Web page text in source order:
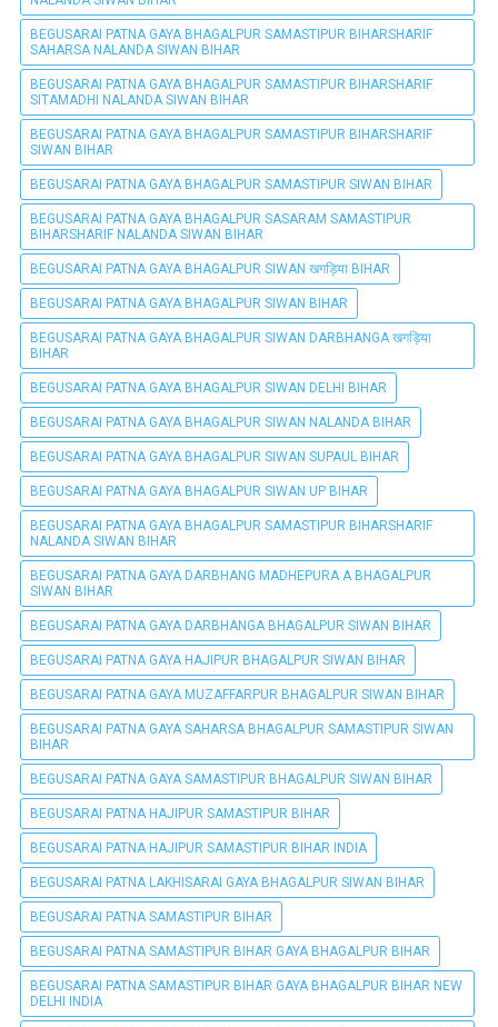
BEGUSARAI PATNA GAYA BHAGALPUR SAMASTIPUR BIHARSHARIF
SAHARSA NALANDA SIWAN BIHAR
BEGUSARAI PATNA GAYA BHAGALPUR SAMASTIPUR BIHARSHARIF
SITAMADHI NALANDA SIWAN BIHAR
BEGUSARAI PATNA GAYA BHAGALPUR SAMASTIPUR BIHARSHARIF
SIWAN BIHAR
BEGUSARAI PATNA GAYA BHAGALPUR SAMASTIPUR SIWAN BIHAR
BEGUSARAI PATNA GAYA BHAGALPUR SASARAM SAMASTIPUR
BIHARSHARIF NALANDA SIWAN BIHAR
BEGUSARAI PATNA GAYA BHAGALPUR SIWAN खगड़िया BIHAR
BEGUSARAI PATNA GAYA BHAGALPUR SIWAN BIHAR
BEGUSARAI PATNA GAYA BHAGALPUR SIWAN DARBHANGA खगड़िया
BIHAR
BEGUSARAI PATNA GAYA BHAGALPUR SIWAN DELHI BIHAR
BEGUSARAI PATNA GAYA BHAGALPUR SIWAN NALANDA BIHAR
BEGUSARAI PATNA GAYA BHAGALPUR SIWAN SUPAUL BIHAR
BEGUSARAI PATNA GAYA BHAGALPUR SIWAN UP BIHAR
BEGUSARAI PATNA GAYA BHAGALPUR SAMASTIPUR BIHARSHARIF
NALANDA SIWAN BIHAR
BEGUSARAI PATNA GAYA DARBHANG MADHEPURA A BHAGALPUR
SIWAN BIHAR
BEGUSARAI PATNA GAYA DARBHANGA BHAGALPUR SIWAN BIHAR
BEGUSARAI PATNA GAYA HAJIPUR BHAGALPUR SIWAN BIHAR
BEGUSARAI PATNA GAYA MUZAFFARPUR BHAGALPUR SIWAN BIHAR
BEGUSARAI PATNA GAYA SAHARSA BHAGALPUR SAMASTIPUR SIWAN
BIHAR
BEGUSARAI PATNA GAYA SAMASTIPUR BHAGALPUR SIWAN BIHAR
BEGUSARAI PATNA HAJIPUR SAMASTIPUR BIHAR
BEGUSARAI PATNA HAJIPUR SAMASTIPUR BIHAR INDIA
BEGUSARAI PATNA LAKHISARAI GAYA BHAGALPUR SIWAN BIHAR
BEGUSARAI PATNA SAMASTIPUR BIHAR
BEGUSARAI PATNA SAMASTIPUR BIHAR GAYA BHAGALPUR BIHAR
BEGUSARAI PATNA SAMASTIPUR BIHAR GAYA BHAGALPUR BIHAR NEW
DELHI INDIA